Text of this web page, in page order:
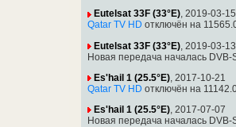
Eutelsat 33F (33°E), 2019-03-15
Qatar TV HD отключён на
Eutelsat 33F (33°E) , 2019-03-13
Новая передача началась
Es'hail 1 (25.5°E) , 2017-10-21
Qatar TV HD отключён на
Es'hail 1 (25.5°E) , 2017-07-07
Новая передача началась